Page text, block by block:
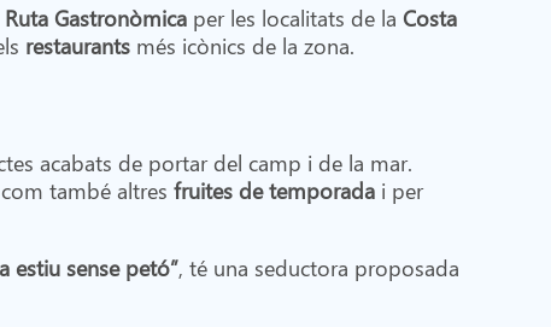
Ruta Gastronòmicaper les localitats de la Costa
restaurantsmés icònics de la zona.
acabats de portar del camp i de la mar.
també altres fruites de temporadai per
estiu sense petó”, té una seductora proposada